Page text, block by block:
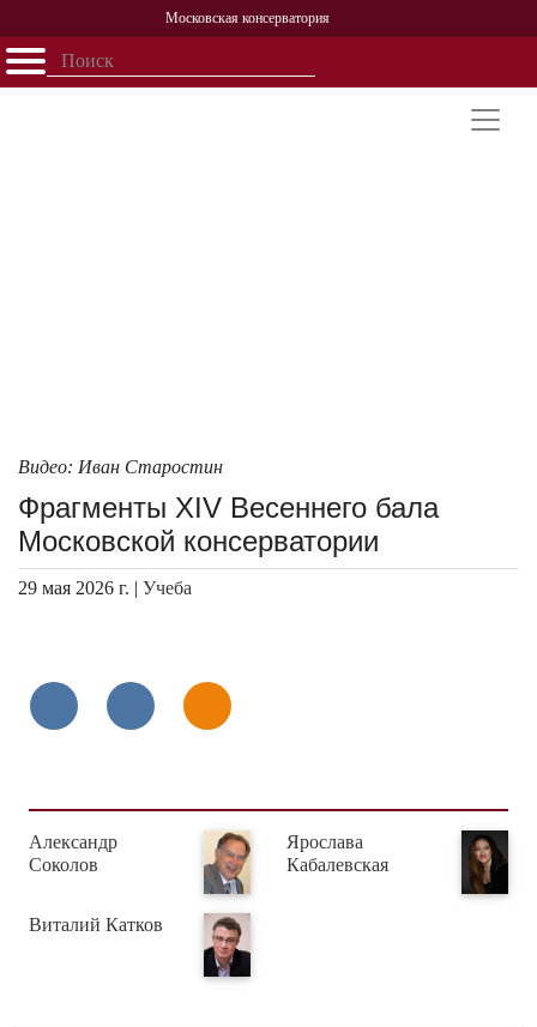
Московская консерватория
Открыть - закрыть
Персоналии
История
Видео: Иван Старостин
Фрагменты XIV Весеннего бала
Московской консерватории
29 мая 2026 г. | Учеба
Александр
Соколов
Ярослава
Кабалевская
Виталий Катков